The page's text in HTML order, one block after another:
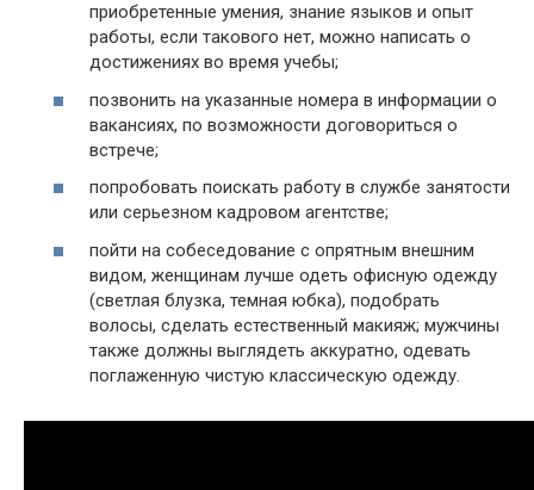
приобретенные умения, знание языков и опыт
работы, если такового нет, можно написать о
достижениях во время учебы;
позвонить на указанные номера в информации о
вакансиях, по возможности договориться о
встрече;
попробовать поискать работу в службе занятости
или серьезном кадровом агентстве;
пойти на собеседование с опрятным внешним
видом, женщинам лучше одеть офисную одежду
(светлая блузка, темная юбка), подобрать
волосы, сделать естественный макияж; мужчины
также должны выглядеть аккуратно, одевать
поглаженную чистую классическую одежду.